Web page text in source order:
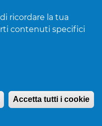
toonaangevende
onderdelen en
voor de
Het
Indiana, USA.
omvatten stalen
ricordare la tua
contenuti specifici
Accetta tutti i cookie